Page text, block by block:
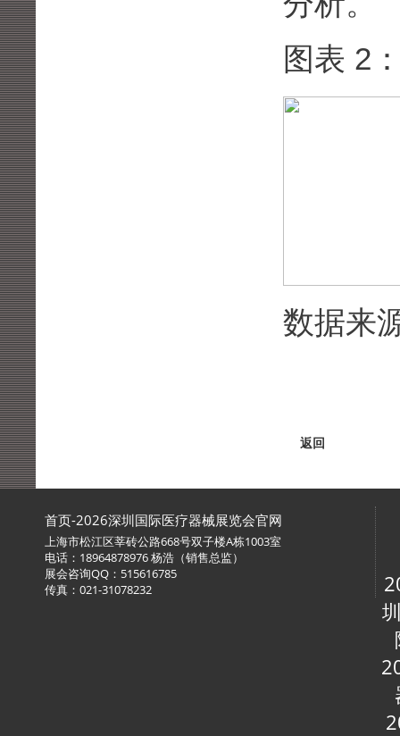
图表 2
数据来
返回
首页-2026深圳国际医疗器械展览会官网
上海市松江区莘砖公路668号双子楼A栋1003室
电话：18964878976 杨浩（销售总监）
展会咨询QQ：515616785
传真：021-31078232